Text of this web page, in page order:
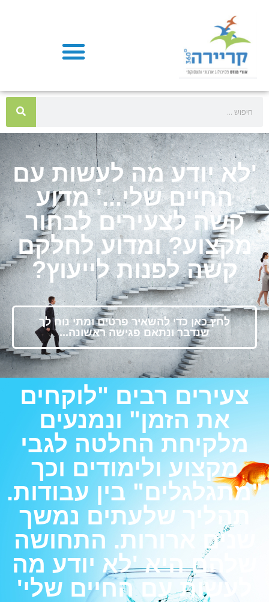
'לא יודע מה לעשות עם
החיים שלי...' מדוע
קשה לצעירים לבחור
מקצוע? ומדוע לחלקם
קשה לפנות לייעוץ?
לחץ כאן כדי להשאיר פרטים ומתי נוח לך
שנדבר ונתאם פגישה ראשונה...
צעירים רבים "לוקחים
את הזמן" ונמנעים
מלקיחת החלטה לגבי
מקצוע ולימודים וכך
"מתגלגלים" בין עבודות.
תהליך שלעתים נמשך
שנים ארורות. התחושה
שלהם היא 'לא יודע מה
לעשות עם החיים שלי'